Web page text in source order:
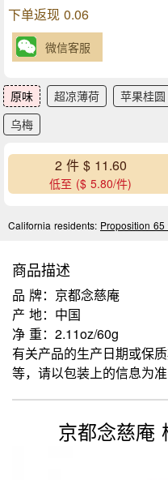
下单返现 0.06
微信客服
原味 超凉薄荷 苹果桂圆
乌梅
2 件 $ 11.60
低至 ($ 5.80/件)
California residents: Proposition 65
商品描述
品 牌：京都念慈庵
产 地：中国
净 重：2.11oz/60g
有关产品的生产日期或保
等，请以包装上的信息为准
京都念慈庵